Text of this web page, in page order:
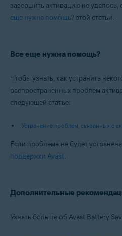
завершить активацию не удалось,
еще нужна помощь? этой статьи.
Все еще нужна помощь?
Чтобы узнать, как устранить
распространенных проблем
следующей статье:
Устранение проблем, связанных с
Если проблема не будет
поддержки Avast.
Дополнительные
Узнать больше об Avast Battery